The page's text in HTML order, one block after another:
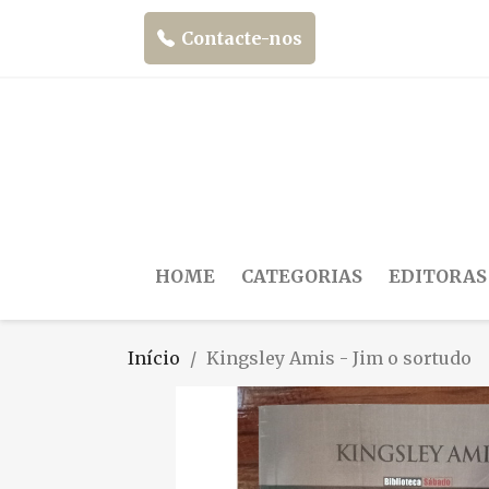
Contacte-nos
HOME CATEGORIAS EDITORAS
Início Kingsley Amis - Jim o sortudo